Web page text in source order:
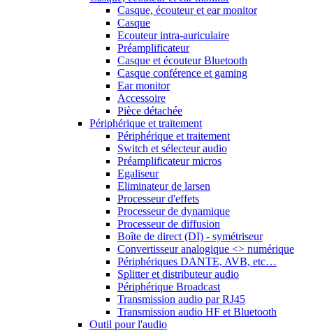
Casque, écouteur et ear monitor
Casque
Ecouteur intra-auriculaire
Préamplificateur
Casque et écouteur Bluetooth
Casque conférence et gaming
Ear monitor
Accessoire
Pièce détachée
Périphérique et traitement
Périphérique et traitement
Switch et sélecteur audio
Préamplificateur micros
Egaliseur
Eliminateur de larsen
Processeur d'effets
Processeur de dynamique
Processeur de diffusion
Boîte de direct (DI) - symétriseur
Convertisseur analogique <> numérique
Périphériques DANTE, AVB, etc…
Splitter et distributeur audio
Périphérique Broadcast
Transmission audio par RJ45
Transmission audio HF et Bluetooth
Outil pour l'audio